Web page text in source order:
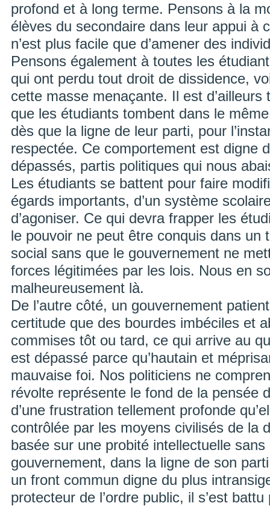
profond et à long terme. Pensons à la
élèves du secondaire dans leur appui à
n’est plus facile que d’amener des
Pensons également à toutes les
qui ont perdu tout droit de dissidence,
cette masse menaçante. Il est
que les étudiants tombent dans le
dès que la ligne de leur parti, pour
respectée. Ce comportement est digne
dépassés, partis politiques qui nous
Les étudiants se battent pour faire
égards importants, d’un système
d’agoniser. Ce qui devra frapper les
le pouvoir ne peut être conquis dans un
social sans que le gouvernement ne
forces légitimées par les lois. Nous en
malheureusement là.
De l’autre côté, un gouvernement
certitude que des bourdes imbéciles et
commises tôt ou tard, ce qui arrive au
est dépassé parce qu’hautain et
mauvaise foi. Nos politiciens ne
révolte représente le fond de la pensée
d’une frustration tellement profonde
contrôlée par les moyens civilisés de la
basée sur une probité intellectuelle
gouvernement, dans la ligne de son
un front commun digne du plus
protecteur de l’ordre public, il s’est